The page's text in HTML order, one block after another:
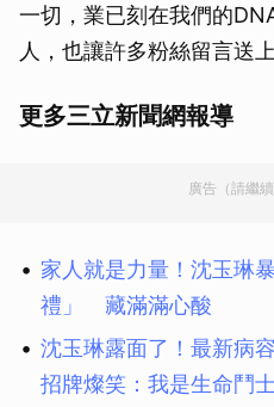
一切，業已刻在我們的
人，也讓許多粉絲留言送
更多三立新聞網報導
廣告（請繼
家人就是力量！沈玉琳
禮」 藏滿滿心酸
沈玉琳露面了！最新病
招牌燦笑：我是生命鬥